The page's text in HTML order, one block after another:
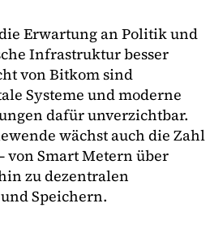
Erwartung an Politik und
Infrastruktur besser
von Bitkom sind
Systeme und moderne
dafür unverzichtbar.
wächst auch die Zahl
von Smart Metern über
zu dezentralen
Speichern.